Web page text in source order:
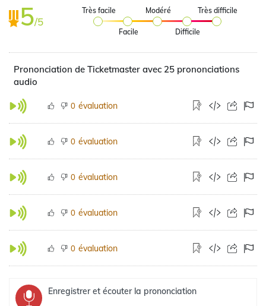
5/5
Très facile
Facile
Modéré
Difficile
Très difficile
Prononciation de Ticketmaster avec 25 prononciations
audio
0 évaluation
0 évaluation
0 évaluation
0 évaluation
0 évaluation
Enregistrer et écouter la prononciation